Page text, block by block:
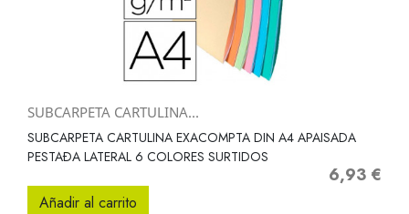
SUBCARPETA CARTULINA...
SUBCARPETA CARTULINA EXACOMPTA DIN A4 APAISADA
PESTAÐA LATERAL 6 COLORES SURTIDOS
Precio
6,93 €
Añadir al carrito